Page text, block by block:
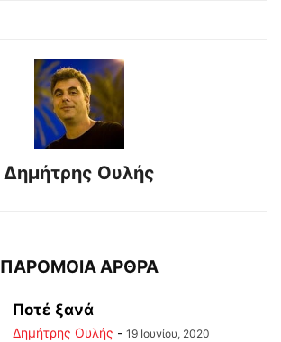
Δημήτρης Ουλής
ΠΑΡΟΜΟΙΑ ΑΡΘΡΑ
Ποτέ ξανά
Δημήτρης Ουλής - 19 Ιουνίου, 2020